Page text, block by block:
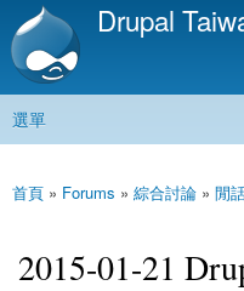
移
內
Drupal
主選單
選單
您在這裡
首頁 » Forums » 綜合討論 » 閒
2015-01-21